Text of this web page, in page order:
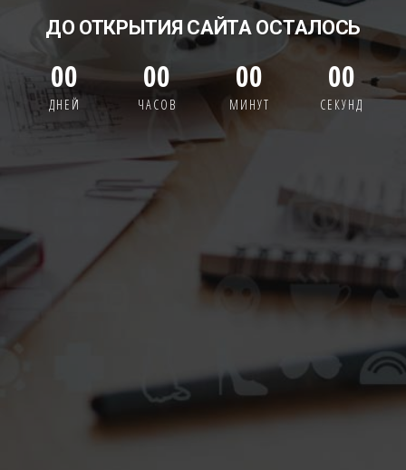
ДО ОТКРЫТИЯ САЙТА ОСТАЛОСЬ
00
ДНЕЙ
00
ЧАСОВ
00
МИНУТ
00
СЕКУНД